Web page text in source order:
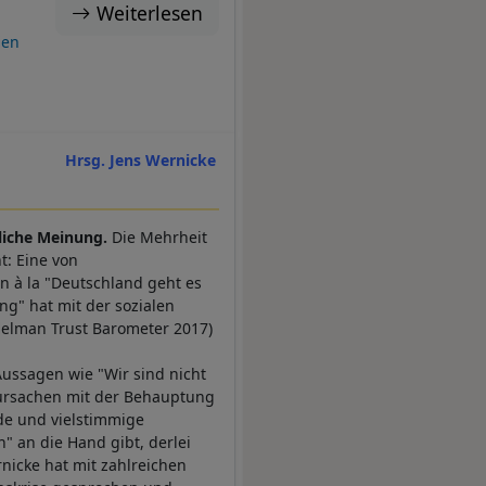
Weiterlesen
Hrsg. Jens Wernicke
Meinung. Die Mehrheit
Eine von
à la "Deutschland geht es
hat mit der sozialen
Trust Barometer 2017)
wie "Wir sind nicht
mit der Behauptung
und vielstimmige
an die Hand gibt, derlei
hat mit zahlreichen